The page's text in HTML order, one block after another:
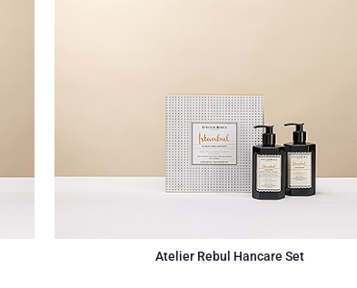
Atelier Rebul Hancare Set